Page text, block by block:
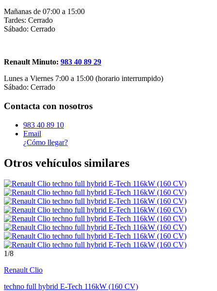
Mañanas de 07:00 a 15:00
Tardes: Cerrado
Sábado: Cerrado
Renault Minuto: 983 40 89 29
Lunes a Viernes 7:00 a 15:00 (horario interrumpido)
Sábado: Cerrado
Contacta con nosotros
983 40 89 10
Email
¿Cómo llegar?
Otros vehículos similares
1/8
Renault Clio
techno full hybrid E-Tech 116kW (160 CV)